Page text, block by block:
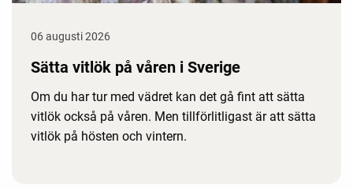
06 augusti 2026
Sätta vitlök på våren i Sverige
Om du har tur med vädret kan det gå fint att sätta
vitlök också på våren. Men tillförlitligast är att sätta
vitlök på hösten och vintern.